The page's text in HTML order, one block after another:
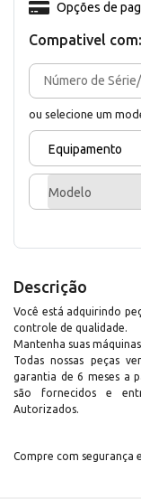
Compativel com:
ou selecione um
Equipamento
Modelo
Opções de
Descrição
Você está adquirindo
controle de qualidade.
Mantenha suas
Todas nossas peças
garantia de 6 meses a
são fornecidos e
Autorizados.
Compre com segurança